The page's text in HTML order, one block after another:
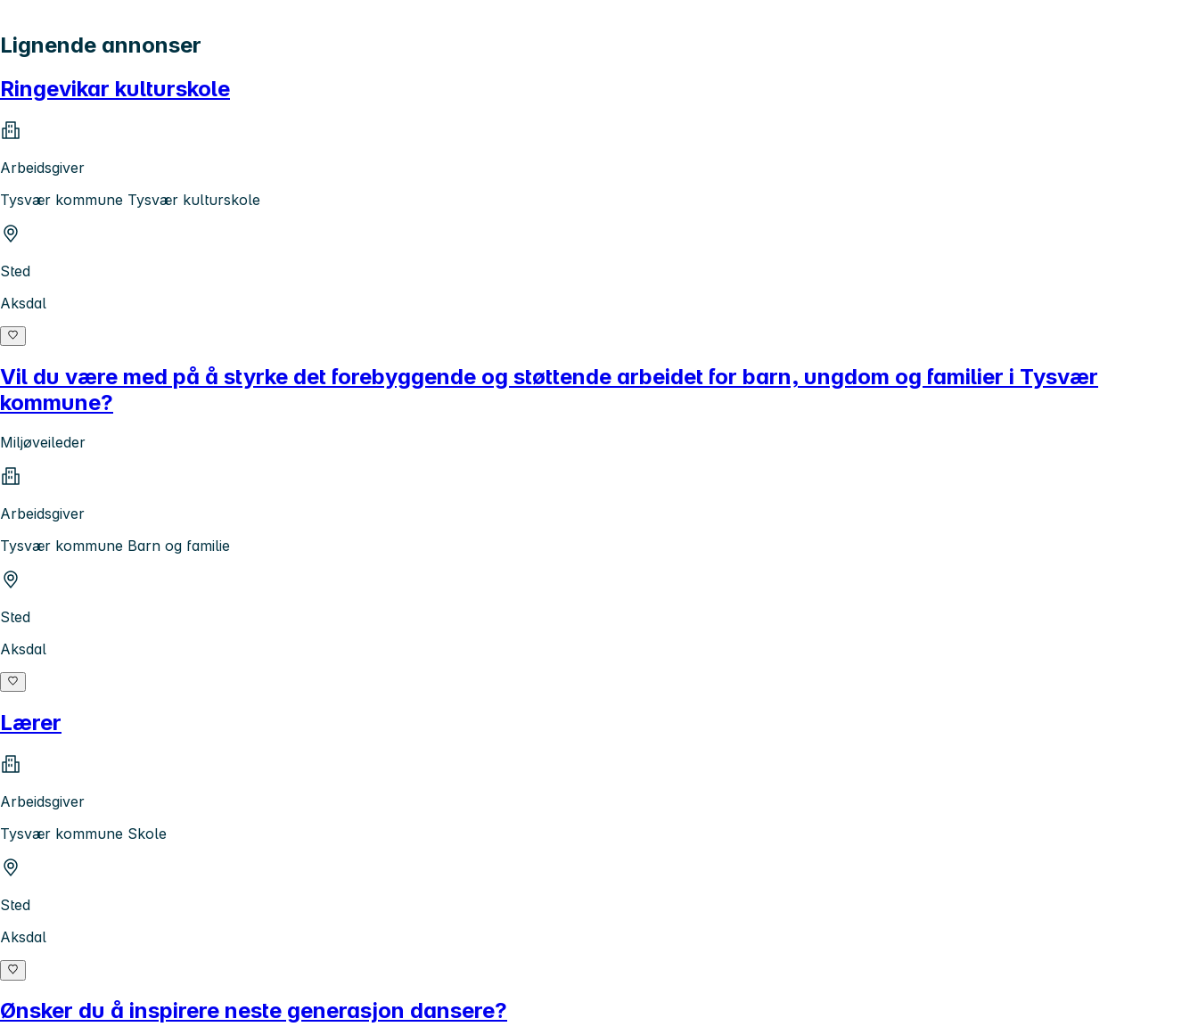
Lignende annonser
Ringevikar kulturskole
Arbeidsgiver
Tysvær kommune Tysvær kulturskole
Sted
Aksdal
Vil du være med på å styrke det forebyggende og støttende arbeidet for barn, ungdom og familier i Tysvær
kommune?
Miljøveileder
Arbeidsgiver
Tysvær kommune Barn og familie
Sted
Aksdal
Lærer
Arbeidsgiver
Tysvær kommune Skole
Sted
Aksdal
Ønsker du å inspirere neste generasjon dansere?